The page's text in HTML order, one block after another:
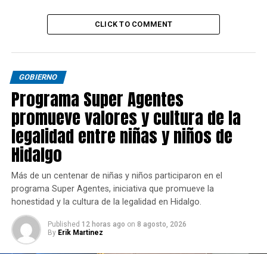
CLICK TO COMMENT
GOBIERNO
Programa Super Agentes
promueve valores y cultura de la
legalidad entre niñas y niños de
Hidalgo
Más de un centenar de niñas y niños participaron en el
programa Super Agentes, iniciativa que promueve la
honestidad y la cultura de la legalidad en Hidalgo.
Published 12 horas ago on 8 agosto, 2026
By Erik Martinez